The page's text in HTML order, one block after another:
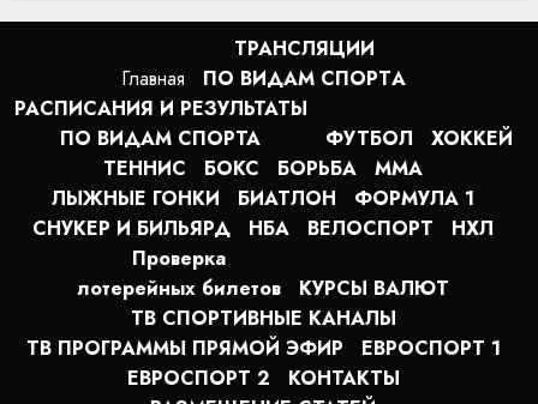
Главная
ТРАНСЛЯЦИИ
ПО ВИДАМ СПОРТA
РАСПИСАНИЯ И РЕЗУЛЬТАТЫ
ПО ВИДАМ СПОРТА
ФУТБОЛ
ХОККЕЙ
ТЕННИС
БОКС БОРЬБА
MMA
ЛЫЖНЫЕ ГОНКИ
БИАТЛОН
ФОРМУЛА 1
СНУКЕР И БИЛЬЯРД
НБА ВЕЛОСПОРТ
НХЛ
Проверка
лотерейных билетов
КУРСЫ ВАЛЮТ
ТВ СПОРТИВНЫЕ КАНАЛЫ
ТВ ПРОГРАММЫ ПРЯМОЙ ЭФИР
ЕВРОСПОРТ 1
ЕВРОСПОРТ 2
КОНТАКТЫ